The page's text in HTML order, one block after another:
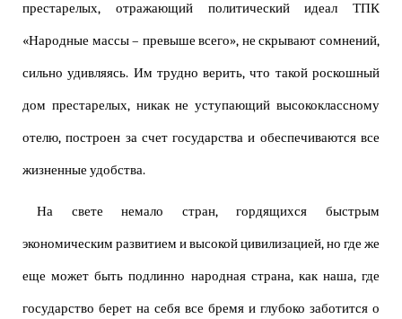
престарелых, отражающий политический идеал ТПК
«Народные массы – превыше всего», не скрывают сомнений,
сильно удивляясь. Им трудно верить, что такой роскошный
дом престарелых, никак не уступающий высококлассному
отелю, построен за счет государства и обеспечиваются все
жизненные удобства.
На свете немало стран, гордящихся быстрым
экономическим развитием и высокой цивилизацией, но где же
еще может быть подлинно народная страна, как наша, где
государство берет на себя все бремя и глубоко заботится о